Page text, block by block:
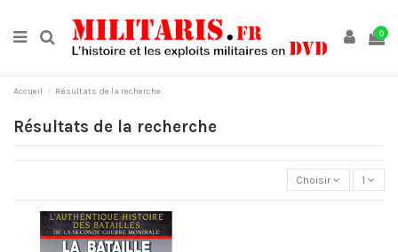
0
Accueil Résultats de la recherche
Résultats de la recherche
Choisir 1